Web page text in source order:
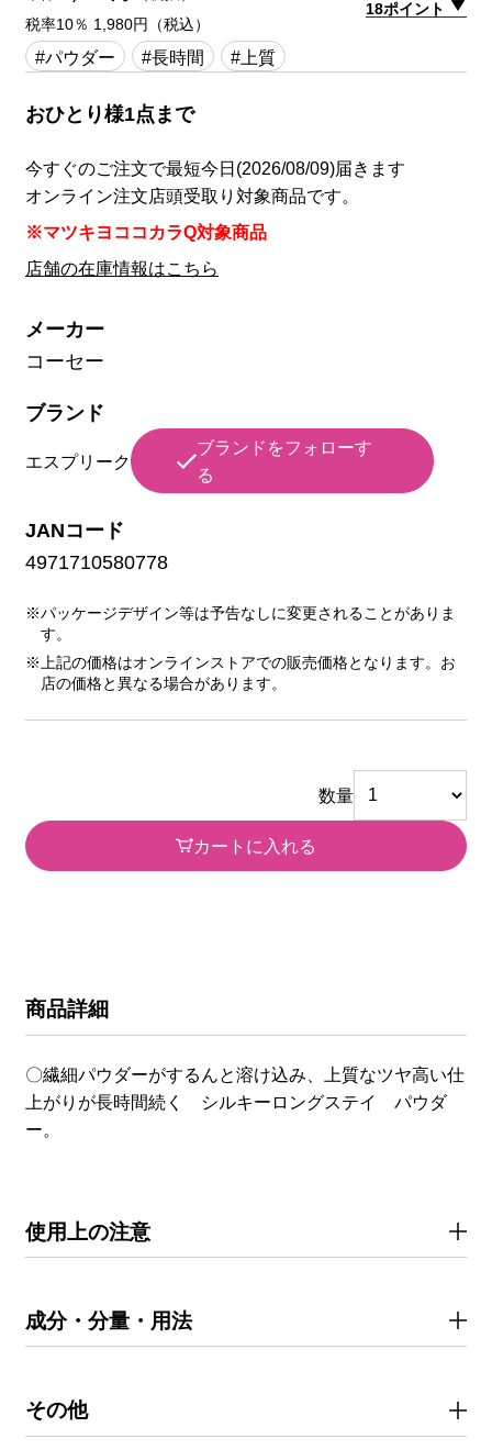
税率10％ 1,980円（税込）
18ポイント
#パウダー #長時間 #上質
おひとり様1点まで
今すぐのご注文で最短今日(2026/08/09)届きます
オンライン注文店頭受取り対象商品です。
※マツキヨココカラQ対象商品
店舗の在庫情報はこちら
メーカー
コーセー
ブランド
エスプリーク
ブランドをフォローす
る
JANコード
4971710580778
※パッケージデザイン等は予告なしに変更されることがありま
す。
※上記の価格はオンラインストアでの販売価格となります。お
店の価格と異なる場合があります。
数量
カートに入れる
商品詳細
〇繊細パウダーがするんと溶け込み、上質なツヤ高い仕
上がりが長時間続く シルキーロングステイ パウダ
ー。
使用上の注意
成分・分量・用法
その他